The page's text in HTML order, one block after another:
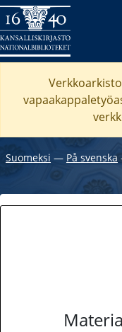
Suomeksi ― På svenska